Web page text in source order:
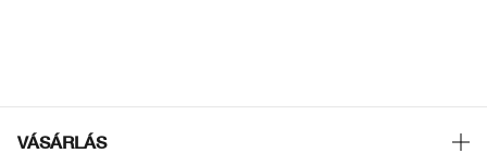
VÁSÁRLÁS